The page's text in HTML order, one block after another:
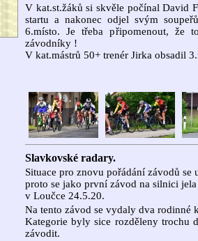
V kat.st.žáků si skvěle počínal David
startu a nakonec odjel svým
6.místo. Je třeba připomenout,
závodníky !
V kat.mástrů 50+ trenér Jirka obsadil
Slavkovské radary.
Situace pro znovu pořádání závodů
proto se jako první závod na silnici
v Loučce 24.5.20.
Na tento závod se vydaly dva rodinné
Kategorie byly sice rozděleny trochu
závodit.